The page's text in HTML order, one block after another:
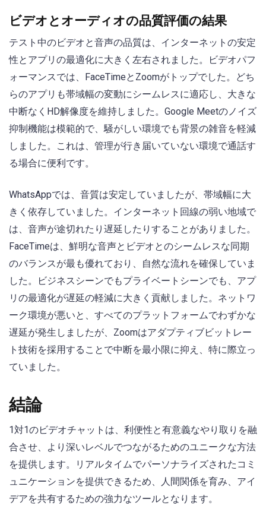
ビデオとオーディオの品質評価の結果
テスト中のビデオと音声の品質は、インターネットの安定
性とアプリの最適化に大きく左右されました。ビデオパフ
ォーマンスでは、FaceTimeとZoomがトップでした。どち
らのアプリも帯域幅の変動にシームレスに適応し、大きな
中断なくHD解像度を維持しました。Google Meetのノイズ
抑制機能は模範的で、騒がしい環境でも背景の雑音を軽減
しました。これは、管理が行き届いていない環境で通話す
る場合に便利です。
WhatsAppでは、音質は安定していましたが、帯域幅に大
きく依存していました。インターネット回線の弱い地域で
は、音声が途切れたり遅延したりすることがありました。
FaceTimeは、鮮明な音声とビデオとのシームレスな同期
のバランスが最も優れており、自然な流れを確保していま
した。ビジネスシーンでもプライベートシーンでも、アプ
リの最適化が遅延の軽減に大きく貢献しました。ネットワ
ーク環境が悪いと、すべてのプラットフォームでわずかな
遅延が発生しましたが、Zoomはアダプティブビットレー
ト技術を採用することで中断を最小限に抑え、特に際立っ
ていました。
結論
1対1のビデオチャットは、利便性と有意義なやり取りを融
合させ、より深いレベルでつながるためのユニークな方法
を提供します。リアルタイムでパーソナライズされたコミ
ュニケーションを提供できるため、人間関係を育み、アイ
デアを共有するための強力なツールとなります。